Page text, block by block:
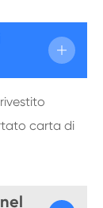
carta di